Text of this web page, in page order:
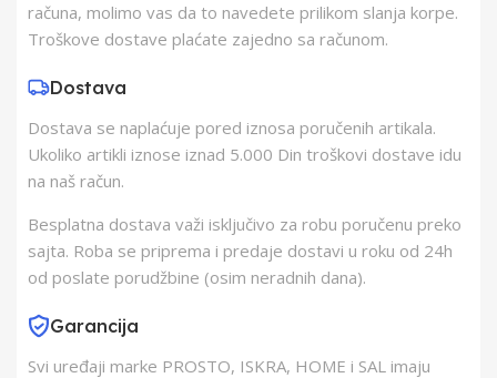
Zemlja Porekla
Zemlja Uvoza
Barkod 8606006539746
računa, molimo vas da to navedete prilikom slanja korpe.
Troškove dostave plaćate zajedno sa računom.
Dostava
Dostava se naplaćuje pored iznosa poručenih artikala.
Ukoliko artikli iznose iznad 5.000 Din troškovi dostave idu
na naš račun.
Besplatna dostava važi isključivo za robu poručenu preko
sajta. Roba se priprema i predaje dostavi u roku od 24h
od poslate porudžbine (osim neradnih dana).
Garancija
Svi uređaji marke PROSTO, ISKRA, HOME i SAL imaju